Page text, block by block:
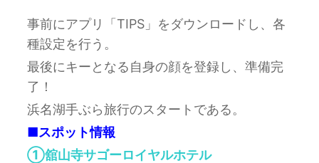
事前にアプリ「TIPS」をダウンロードし、各
種設定を行う。
最後にキーとなる自身の顔を登録し、準備完
了！
浜名湖手ぶら旅行のスタートである。
■スポット情報
①舘山寺サゴーロイヤルホテル